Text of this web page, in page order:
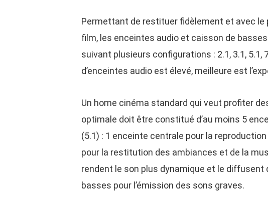
Permettant de restituer fidèlement et avec le
film, les enceintes audio et caisson de
suivant plusieurs configurations : 2.1, 3.1, 5.1,
d’enceintes audio est élevé, meilleure est
Un home cinéma standard qui veut profiter
optimale doit être constitué d’au moins 5
(5.1) : 1 enceinte centrale pour la
pour la restitution des ambiances et de la
rendent le son plus dynamique et le diffusent
basses pour l’émission des sons graves.